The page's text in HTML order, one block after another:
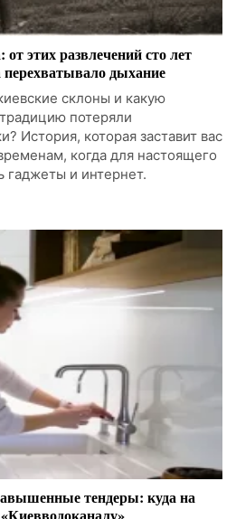
этих развлечений сто лет
дыхание
склоны и какую
потеряли
История, которая заставит вас
когда для настоящего
гаджеты и интернет.
тендеры: куда на